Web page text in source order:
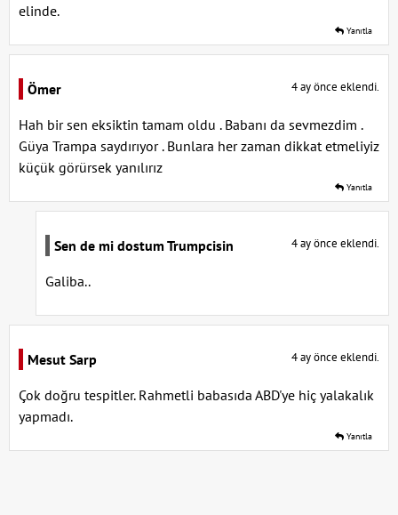
elinde.
Yanıtla
Ömer 4 ay önce eklendi.
Hah bir sen eksiktin tamam oldu . Babanı da sevmezdim .
Güya Trampa saydırıyor . Bunlara her zaman dikkat etmeliyiz
küçük görürsek yanılırız
Yanıtla
Sen de mi dostum Trumpcisin 4 ay önce eklendi.
Galiba..
Mesut Sarp 4 ay önce eklendi.
Çok doğru tespitler. Rahmetli babasıda ABD'ye hiç yalakalık
yapmadı.
Yanıtla